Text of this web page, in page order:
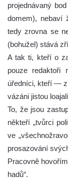
projednávaný
domem), nebaví
tedy zrovna se
(bohužel) stává
A tak ti, kteří o
pouze redaktoři
úředníci, kteří —
vázáni jistou
To, že jsou
někteří „tvůrci
ve
prosazování
Pracovně
hadů“.